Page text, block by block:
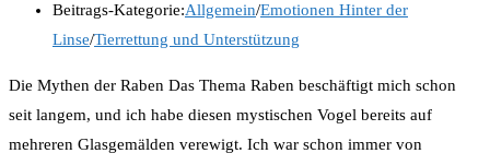
Beitrags-Kategorie:Allgemein/Emotionen Hinter der
Linse/Tierrettung und Unterstützung
Die Mythen der Raben Das Thema Raben beschäftigt mich schon
seit langem, und ich habe diesen mystischen Vogel bereits auf
mehreren Glasgemälden verewigt. Ich war schon immer von